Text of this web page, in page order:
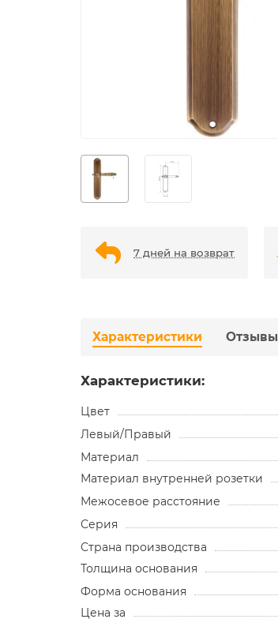
7 дней на возврат
Характеристики Отзывы
Характеристики:
Цвет
Левый/Правый
Материал
Материал внутренней розетки
Межосевое расстояние
Серия
Страна производства
Толщина основания
Форма основания
Цена за